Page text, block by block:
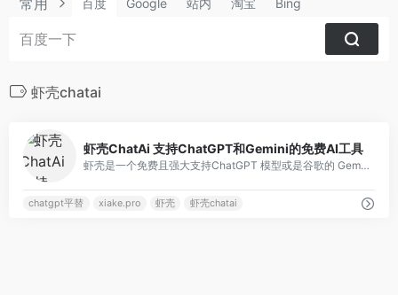
百度 Google 站内 淘宝 Bing
虾壳chatai
虾壳ChatAi 支持ChatGPT和Gemini的免费AI工具
虾壳是一个免费且强大支持ChatGPT 模型或是谷歌的 Gemini 模型的 AI 聊天工具
chatgpt平替 xiake.pro 虾壳 虾壳chatai